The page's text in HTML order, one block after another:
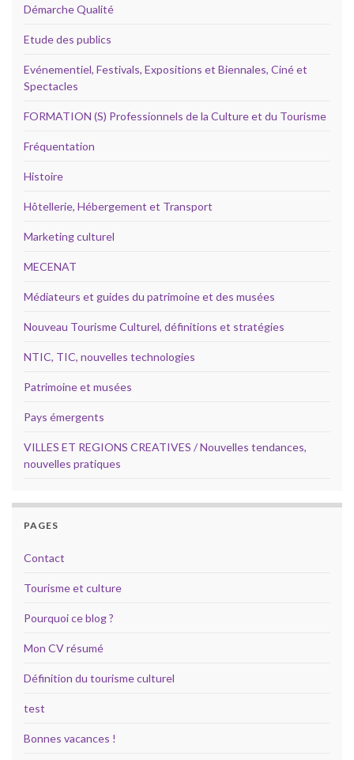
Démarche Qualité
Etude des publics
Evénementiel, Festivals, Expositions et Biennales, Ciné et
Spectacles
FORMATION (S) Professionnels de la Culture et du Tourisme
Fréquentation
Histoire
Hôtellerie, Hébergement et Transport
Marketing culturel
MECENAT
Médiateurs et guides du patrimoine et des musées
Nouveau Tourisme Culturel, définitions et stratégies
NTIC, TIC, nouvelles technologies
Patrimoine et musées
Pays émergents
VILLES ET REGIONS CREATIVES / Nouvelles tendances,
nouvelles pratiques
PAGES
Contact
Tourisme et culture
Pourquoi ce blog ?
Mon CV résumé
Définition du tourisme culturel
test
Bonnes vacances !